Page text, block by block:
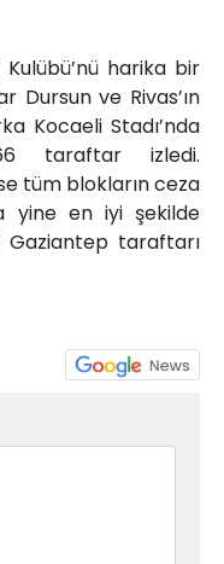
harika bir
Dursun ve Rivas’ın
Kocaeli Stadı’nda
taraftar izledi.
tüm blokların ceza
yine en iyi şekilde
taraftarı